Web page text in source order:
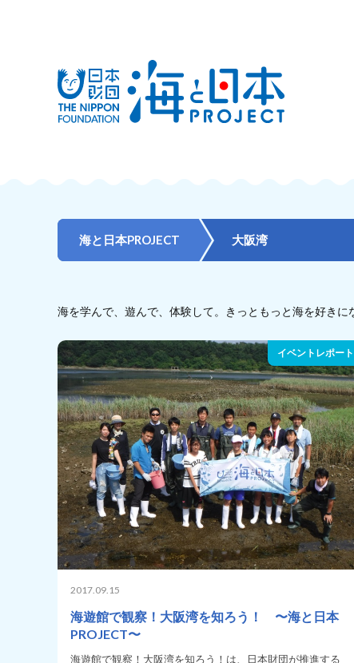
海と日本PROJECT 大阪湾
海を学んで、遊んで、体験して。きっともっと海を好きに
イベントレポート
2017.09.15
海遊館で観察！大阪湾を知ろう！ 〜海と日本
PROJECT〜
海遊館で観察！大阪湾を知ろう！は、日本財団が推進する